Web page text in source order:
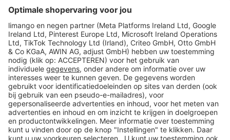
limango
Veilig winkelen
Klantenservice
Shop
Acties